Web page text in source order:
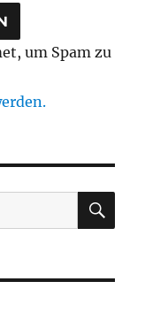
um Spam zu